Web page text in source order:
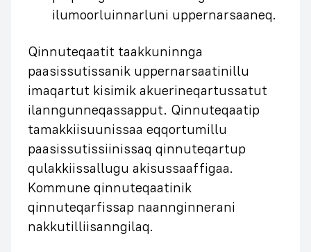
ilumoorluinnarluni uppernarsaaneq.
Qinnuteqaatit taakkuninnga
paasissutissanik uppernarsaatinillu
imaqartut kisimik akuerineqartussatut
ilanngunneqassapput. Qinnuteqaatip
tamakkiisuunissaa eqqortumillu
paasissutissiinissaq qinnuteqartup
qulakkiissallugu akisussaaffigaa.
Kommune qinnuteqaatinik
qinnuteqarfissap naannginnerani
nakkutilliisanngilaq.